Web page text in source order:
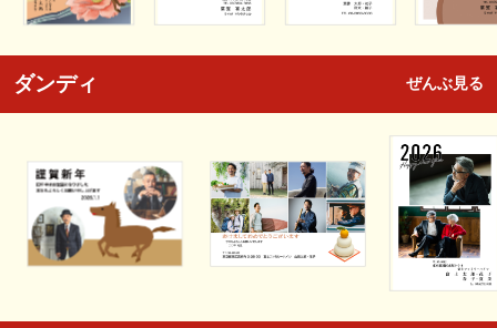
ダンディ ぜんぶ見る